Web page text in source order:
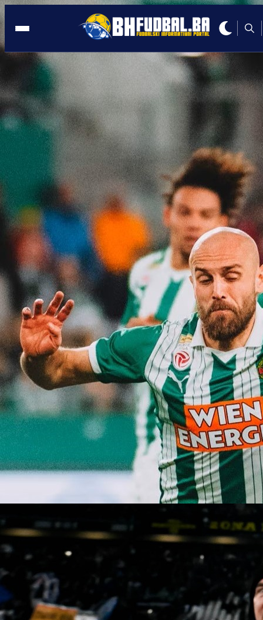
ROBINJA
14:36, 29.04.2020
BOSANCI U DUŠI: Miralem Pjanić i
sin pjevaju hit Halida Bešlića
Autor:
BHFudbal.ba 2
14:36, 29.04.2020